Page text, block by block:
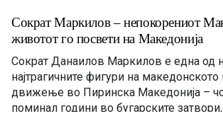
Сократ Маркилов – непокорениот
животот го посвети на Македонија
Сократ Данаилов Маркилов е една од
најтрагичните фигури на
движење во Пиринска Македонија –
поминал години во бугарските